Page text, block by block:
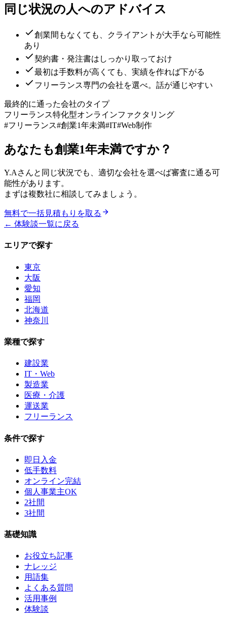
同じ状況の人へのアドバイス
創業間もなくても、クライアントが大手なら可能性
あり
契約書・発注書はしっかり取っておけ
最初は手数料が高くても、実績を作れば下がる
フリーランス専門の会社を選べ。話が通じやすい
最終的に通った会社のタイプ
フリーランス特化型オンラインファクタリング
#フリーランス#創業1年未満#IT#Web制作
あなたも創業1年未満ですか？
Y.A さんと同じ状況でも、適切な会社を選べば審査に通る可
能性があります。
まずは複数社に相談してみましょう。
無料で一括見積もりを取る
← 体験談一覧に戻る
エリアで探す
東京
大阪
愛知
福岡
北海道
神奈川
業種で探す
建設業
IT・Web
製造業
医療・介護
運送業
フリーランス
条件で探す
即日入金
低手数料
オンライン完結
個人事業主OK
2社間
3社間
基礎知識
お役立ち記事
ナレッジ
用語集
よくある質問
活用事例
体験談